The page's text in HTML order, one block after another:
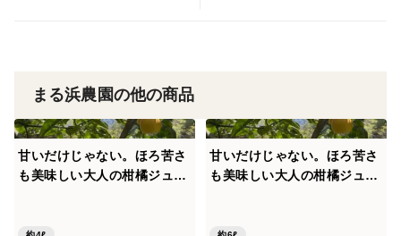
まる浜農園の他の商品
甘いだけじゃない。ほろ苦さ
も美味しい大人の柑橘ジュー
甘いだけじゃない。ほろ苦さ
も美味しい大人の柑橘ジュー